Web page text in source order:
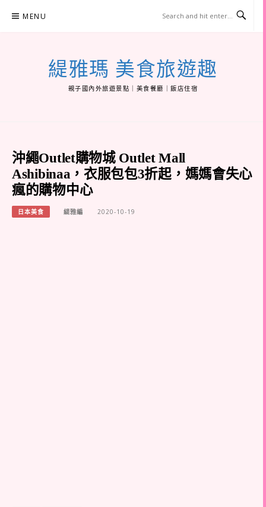
MENU
緹雅瑪 美食旅遊趣
親子國內外旅遊景點｜美食餐廳｜飯店住宿
沖繩Outlet購物城 Outlet Mall
Ashibinaa，衣服包包3折起，媽媽會失心
瘋的購物中心
日本美食 緹雅編 2020-10-19